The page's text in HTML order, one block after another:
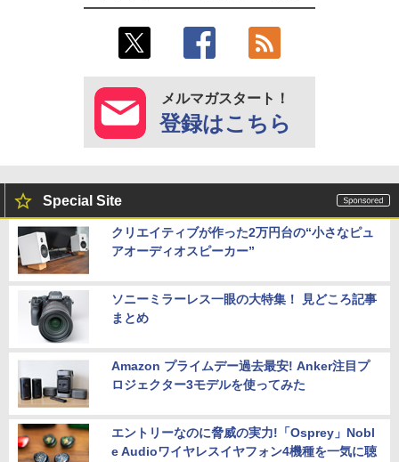
メルマガスタート！
登録はこちら
Special Site
クリエイティブが作った2万円台の“小さなピュ
アオーディオスピーカー”
ソニーミラーレス一眼の大特集！ 見どころ記事
まとめ
Amazon プライムデー過去最安! Anker注目プ
ロジェクター3モデルを使ってみた
エントリーなのに脅威の実力!「Osprey」Nobl
e Audioワイヤレスイヤフォン4機種を一気に聴